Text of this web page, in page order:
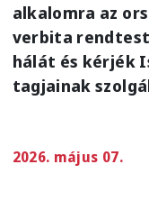
alkalomra az
verbita
hálát és kérjék
tagjainak
2026. május 07.